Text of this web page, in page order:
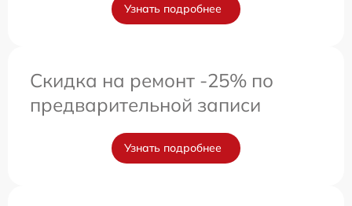
Узнать подробнее
Скидка на ремонт -25% по
предварительной записи
Узнать подробнее